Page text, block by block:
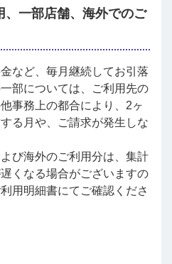
、一部店舗、海外でのご
など、毎月継続してお引落
部については、ご利用先の
事務上の都合により、2ヶ
る月や、ご請求が発生しな
び海外のご利用分は、集計
くなる場合がございますの
用明細書にてご確認くださ